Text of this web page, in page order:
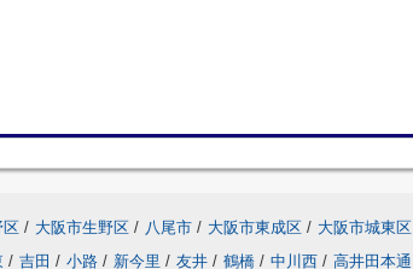
区 / 大阪市生野区 / 八尾市 / 大阪市東成区 / 大阪市城東区
/ 吉田 / 小路 / 新今里 / 友井 / 鶴橋 / 中川西 / 高井田本通